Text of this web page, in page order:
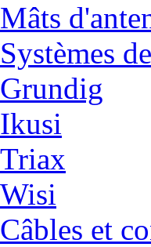
Mâts
Systèmes
Grundig
Ikusi
Triax
Wisi
Câbles et